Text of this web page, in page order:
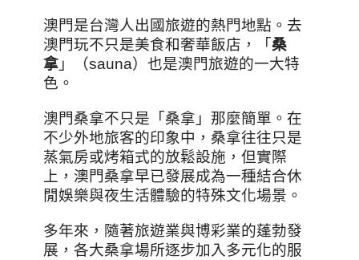
澳門是台灣人出國旅遊的熱門地點。去
澳門玩不只是美食和奢華飯店，「 桑
拿 」（sauna）也是澳門旅遊的一大特
色。
澳門桑拿不只是「桑拿」那麼簡單。在
不少外地旅客的印象中，桑拿往往只是
蒸氣房或烤箱式的放鬆設施，但實際
上，澳門桑拿早已發展成為一種結合休
閒娛樂與夜生活體驗的特殊文化場景。
多年來，隨著旅遊業與博彩業的蓬勃發
展，各大桑拿場所逐步加入多元化的服